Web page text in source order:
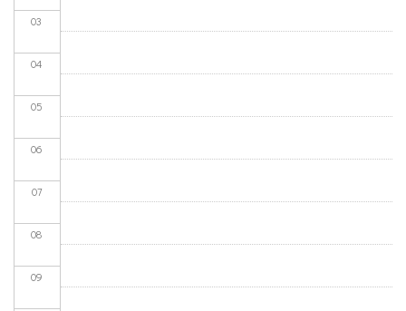
03
04
05
06
07
08
09